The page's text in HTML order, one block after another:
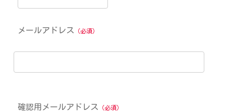
メールアドレス （必須）
確認用メールアドレス （必須）